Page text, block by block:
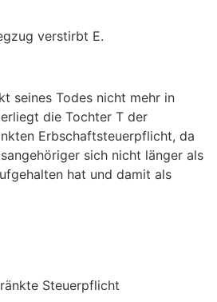
verstirbt E.
seines Todes nicht mehr in
die Tochter T der
Erbschaftsteuerpflicht, da
sich nicht länger als
hat und damit als
Steuerpflicht